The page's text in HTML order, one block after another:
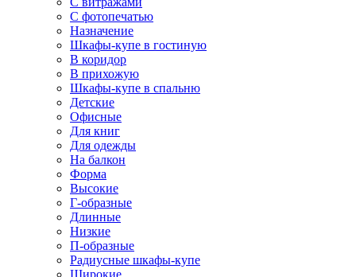
С фотопечатью
Назначение
Шкафы-купе в гостиную
В коридор
В прихожую
Шкафы-купе в спальню
Детские
Офисные
Для книг
Для одежды
На балкон
Форма
Высокие
Г-образные
Длинные
Низкие
П-образные
Радиусные шкафы-купе
Широкие